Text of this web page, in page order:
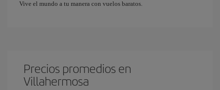
Vive el mundo a tu manera con vuelos baratos.
Precios promedios en
Villahermosa